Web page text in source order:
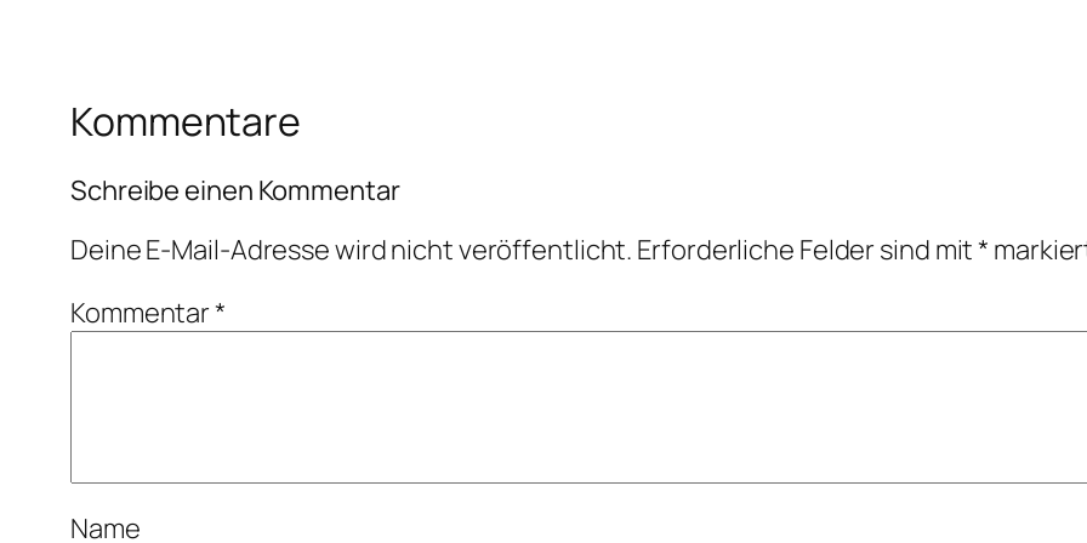
Kommentare
Schreibe einen Kommentar
Deine E-Mail-Adresse wird nicht veröffentlicht. Erforderliche Felder sind mit*
Kommentar*
Name